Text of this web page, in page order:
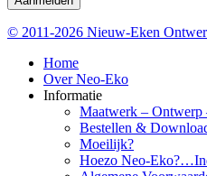
© 2011-2026 Nieuw-Eken
Home
Over Neo-Eko
Informatie
Maatwerk – Ontwerp
Bestellen &
Moeilijk?
Hoezo Neo-